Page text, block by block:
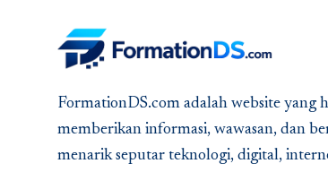
FormationDS.com adalah website yang
memberikan informasi, wawasan, dan
menarik seputar teknologi, digital,